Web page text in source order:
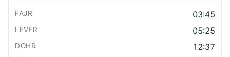
03:45
05:25
12:37